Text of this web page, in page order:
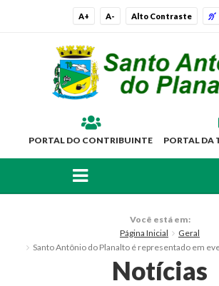
A+ A- Alto Contraste
PORTAL DO CONTRIBUINTE PORTAL DA
Histórico
Você está em:
Página Inicial
Geral
Santo Antônio do Planalto é representado em
Notícias